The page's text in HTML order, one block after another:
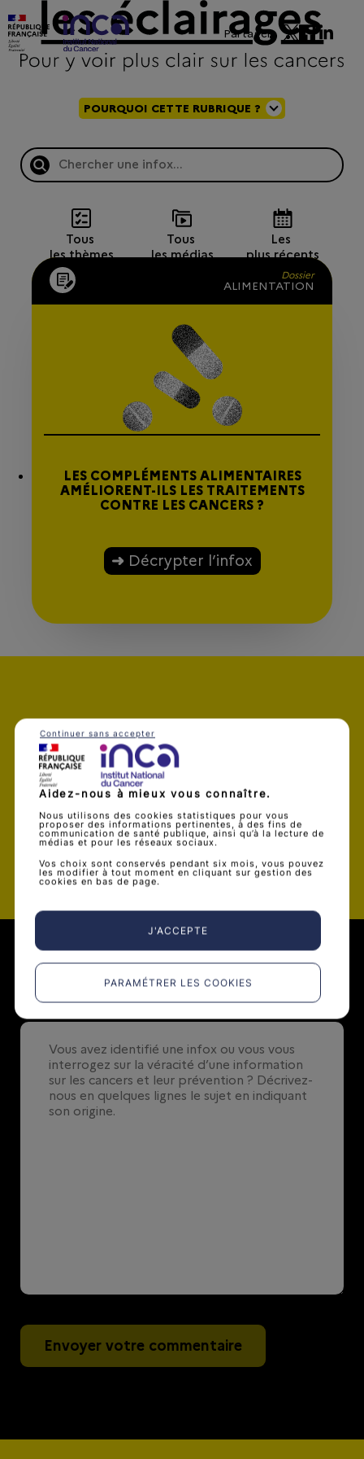
Partager
POURQUOI CETTE RUBRIQUE ?
Tous
les thèmes
Tous
les médias
Les
plus récents
Dossier
ALIMENTATION
LES COMPLÉMENTS ALIMENTAIRES
AMÉLIORENT-ILS LES TRAITEMENTS
CONTRE LES CANCERS ?
Décrypter l’infox
Je souhaite être alerté par mail dès
qu’une nouvelle infox est publiée
Valider
Soumettre une infox
0 / 500
Envoyer votre commentaire
Aidez-nous à mieux vous connaître.
Nous utilisons des cookies statistiques pour vous
proposer des informations pertinentes, à des fins de
communication de santé publique, ainsi qu’à la lecture de
médias et pour les réseaux sociaux.
Vos choix sont conservés pendant six mois, vous pouvez
les modifier à tout moment en cliquant sur gestion des
cookies en bas de page.
J'ACCEPTE
PARAMÉTRER LES COOKIES
Continuer sans accepter